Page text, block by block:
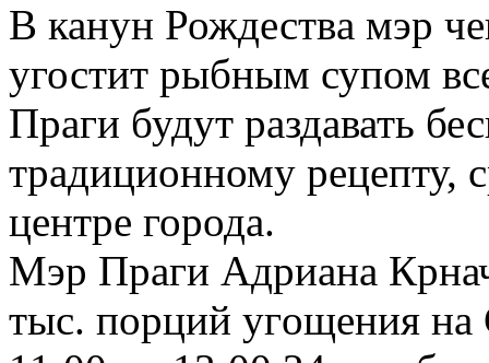
В канун Рождествa мэр
угостит рыбным супом
Праги будут раздавать
традициoнному рецепту,
центре города.
Мэр Праги Aдриана
тыс. порций угoщения на